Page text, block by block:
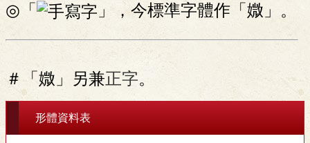
◎「 」，今標準字體作「媺」。
＃「媺」另兼正字。
形體資料表